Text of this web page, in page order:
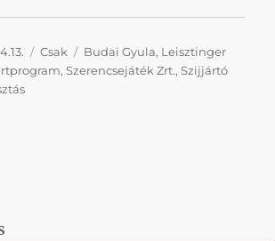
Kategória
Csak Címke
Budai Gyula, Leisztinger
,Szerencsejáték Zrt.,Szijjártó